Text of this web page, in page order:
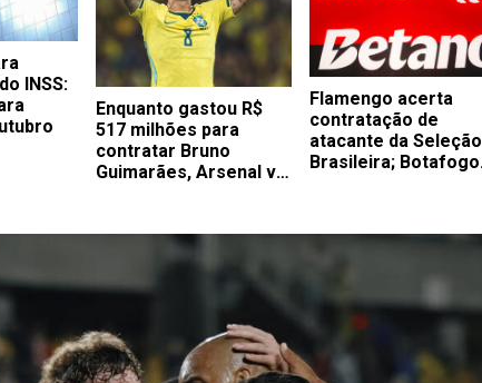
INSS:
Enquanto gastou R$
517 milhões para
contratar Bruno
Guimarães, Arsenal vai
Flamengo acerta
contratação de
atacante da Seleção
Brasileira; Botafogo